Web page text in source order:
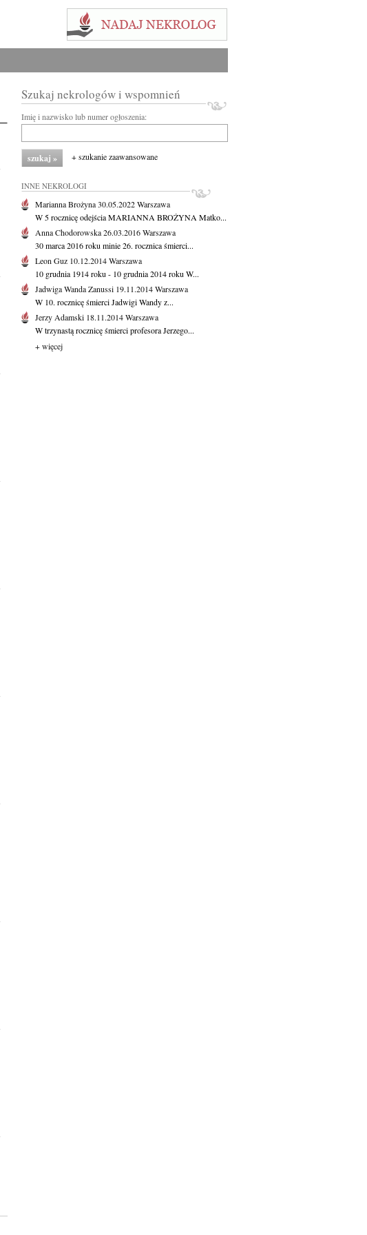
Szukaj nekrologów i wspomnień
Imię i nazwisko lub numer ogłoszenia:
+ szukanie zaawansowane
INNE NEKROLOGI
Marianna Brożyna30.05.2022Warszawa
W 5 rocznicę odejścia MARIANNA BROŻYNA Matko...
Anna Chodorowska26.03.2016Warszawa
30 marca 2016 roku minie 26. rocznica śmierci...
Leon Guz 10.12.2014Warszawa
10 grudnia 1914 roku - 10 grudnia 2014 roku W...
Jadwiga Wanda Zanussi 19.11.2014Warszawa
W 10. rocznicę śmierci Jadwigi Wandy z...
Jerzy Adamski 18.11.2014Warszawa
W trzynastą rocznicę śmierci profesora Jerzego...
+ więcej